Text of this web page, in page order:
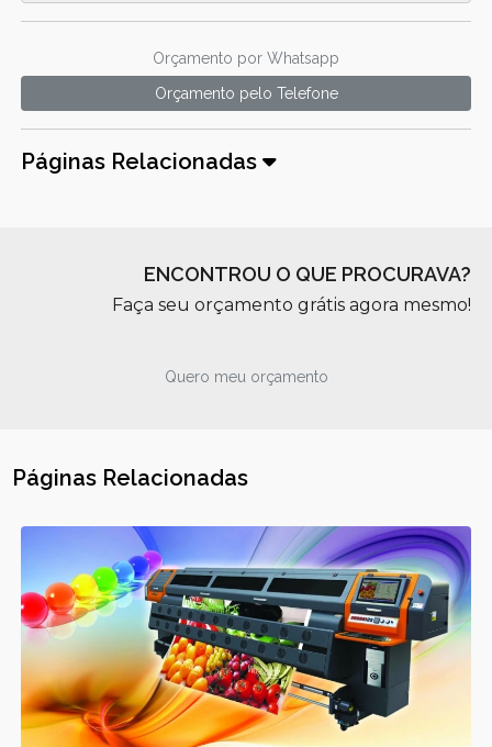
Orçamento por Whatsapp
Orçamento pelo Telefone
Páginas Relacionadas
ENCONTROU O QUE PROCURAVA?
Faça seu orçamento grátis agora mesmo!
Quero meu orçamento
Páginas Relacionadas